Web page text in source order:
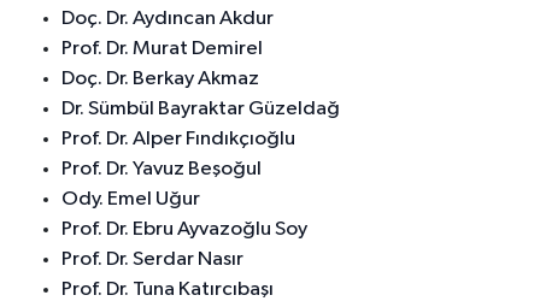
Doç. Dr. Aydıncan Akdur
Prof. Dr. Murat Demirel
Doç. Dr. Berkay Akmaz
Dr. Sümbül Bayraktar Güzeldağ
Prof. Dr. Alper Fındıkçıoğlu
Prof. Dr. Yavuz Beşoğul
Ody. Emel Uğur
Prof. Dr. Ebru Ayvazoğlu Soy
Prof. Dr. Serdar Nasır
Prof. Dr. Tuna Katırcıbaşı